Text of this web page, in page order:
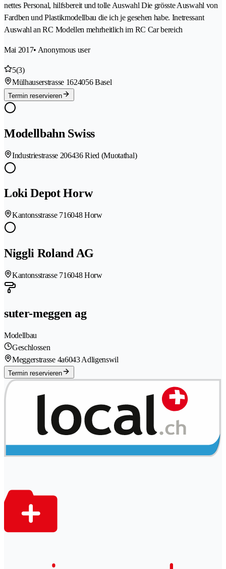
nettes Personal, hilfsbereit und tolle Auswahl Die grösste Auswahl von
Fardben und Plastikmodellbau die ich je gesehen habe. Inetressant
Auswahl an RC Modellen mehrheitlich im RC Car bereich
Mai 2017• Anonymous user
5(3)
Mülhauserstrasse 1624056 Basel
Termin reservieren
Modellbahn Swiss
Industriestrasse 206436 Ried (Muotathal)
Loki Depot Horw
Kantonsstrasse 716048 Horw
Niggli Roland AG
Kantonsstrasse 716048 Horw
suter-meggen ag
Modellbau
Geschlossen
Meggerstrasse 4a6043 Adligenswil
Termin reservieren